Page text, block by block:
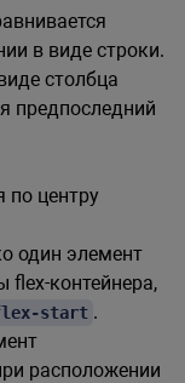
в виде строки.
столбца
предпоследний
по центру
один элемент
flex-контейнера,
start .
расположении